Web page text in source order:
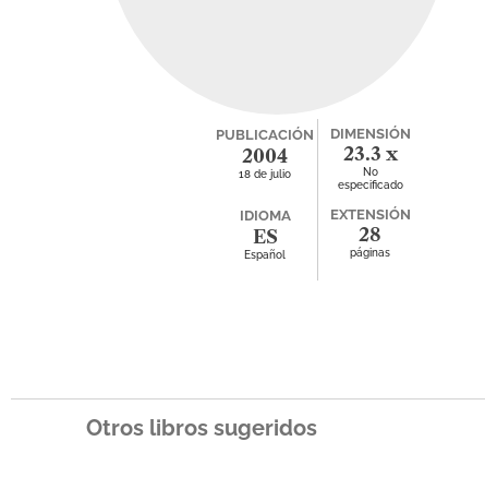
PUBLICACIÓN
2004
18 de julio
DIMENSIÓN
23.3 x
28.3
No
especificado
IDIOMA
ES
Español
EXTENSIÓN
28
páginas
Otros libros sugeridos